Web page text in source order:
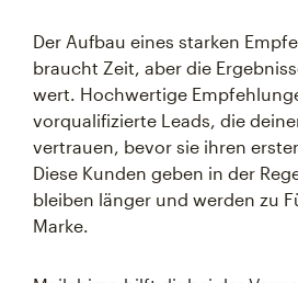
Der Aufbau eines starken
braucht Zeit, aber die
wert. Hochwertige
vorqualifizierte Leads, die
vertrauen, bevor sie ihren
Diese Kunden geben in der
bleiben länger und werden zu
Marke.